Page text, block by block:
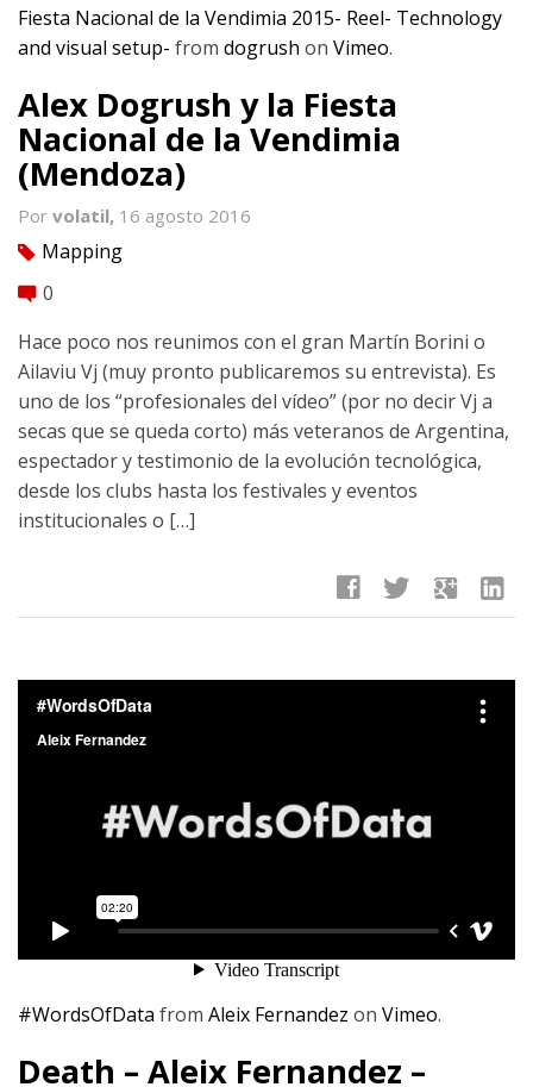
Fiesta Nacional de la Vendimia 2015- Reel- Technology
and visual setup- from dogrush on Vimeo.
Alex Dogrush y la Fiesta
Nacional de la Vendimia
(Mendoza)
Por volatil, 16 agosto 2016
tag Mapping
comment 0
Hace poco nos reunimos con el gran Martín Borini o
Ailaviu Vj (muy pronto publicaremos su entrevista). Es
uno de los “profesionales del vídeo” (por no decir Vj a
secas que se queda corto) más veteranos de Argentina,
espectador y testimonio de la evolución tecnológica,
desde los clubs hasta los festivales y eventos
institucionales o […]
facebook twitter google linkedin
#WordsOfData from Aleix Fernandez on Vimeo.
Death – Aleix Fernandez –